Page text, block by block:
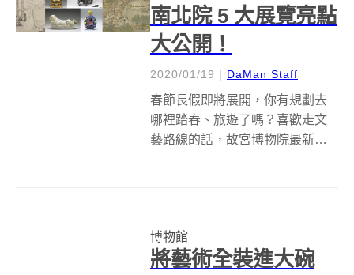
南北院 5 大展覽亮點
大公開！
2020/01/19 | DaMan Staff
春節長假即將展開，你有規劃去
哪裡踏春、旅遊了嗎？喜歡走文
藝路線的話，故宮博物院最新公
教特展，展覽內容縱跨歷代、橫
越東西，非常適合喜...
博物館
將藝術全裝進大碗